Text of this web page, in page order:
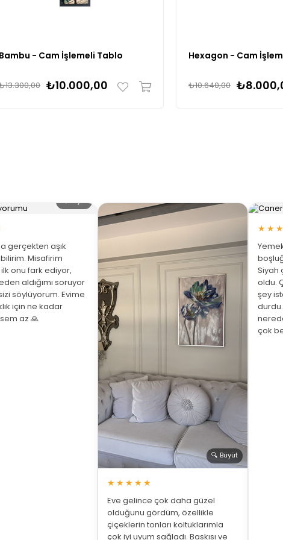
Bambu - Cam İşlemeli Tablo
₺10.000,00
Hexagon - Cam
₺10.640,00
gerçekten aşık
Misafirim
onu fark ediyor,
aldığımı soruyor
söylüyorum. Evime
için ne kadar
az 🙏
🔍 Büyüt
★★★★★
Eve gelince çok daha güzel
olduğunu gördüm, özellikle
çiçeklerin tonları koltuklarımla
çok iyi uyum sağladı. Baskısı ve
Siyah
oldu.
şey
çok